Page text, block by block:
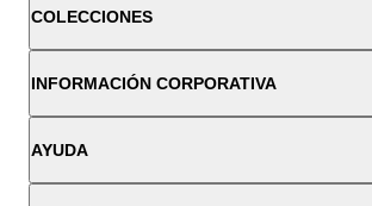
COLECCIONES
INFORMACIÓN CORPORATIVA
AYUDA